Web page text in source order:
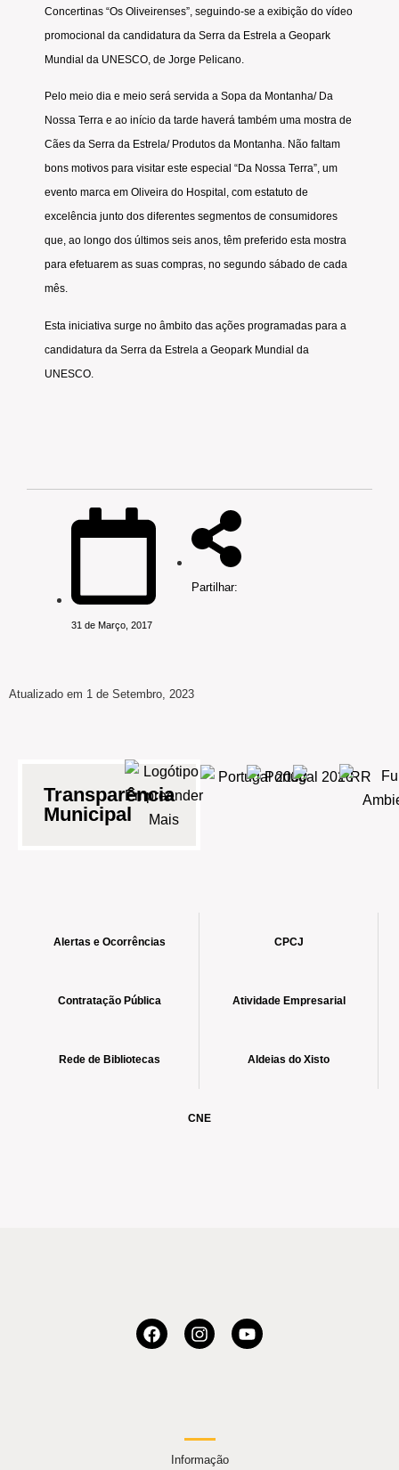
Concertinas “Os Oliveirenses”, seguindo-se a exibição do vídeo
promocional da candidatura da Serra da Estrela a Geopark
Mundial da UNESCO, de Jorge Pelicano.
Pelo meio dia e meio será servida a Sopa da Montanha/ Da
Nossa Terra e ao início da tarde haverá também uma mostra de
Cães da Serra da Estrela/ Produtos da Montanha. Não faltam
bons motivos para visitar este especial “Da Nossa Terra”, um
evento marca em Oliveira do Hospital, com estatuto de
excelência junto dos diferentes segmentos de consumidores
que, ao longo dos últimos seis anos, têm preferido esta mostra
para efetuarem as suas compras, no segundo sábado de cada
mês.
Esta iniciativa surge no âmbito das ações programadas para a
candidatura da Serra da Estrela a Geopark Mundial da
UNESCO.
31 de Março, 2017
Partilhar:
Atualizado em 1 de Setembro, 2023
Transparência
Municipal
Alertas e Ocorrências CPCJ
Contratação Pública Atividade Empresarial
Rede de Bibliotecas Aldeias do Xisto
CNE
Informação